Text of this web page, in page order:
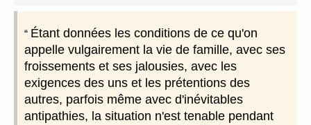
Étant données les conditions de ce qu'on
appelle vulgairement la vie de famille, avec ses
froissements et ses jalousies, avec les
exigences des uns et les prétentions des
autres, parfois même avec d'inévitables
antipathies, la situation n'est tenable pendant